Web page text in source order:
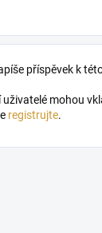
příspěvek k
mohou
registrujte.